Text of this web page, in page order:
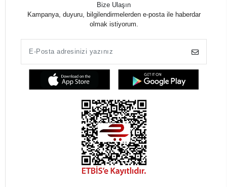
Bize Ulaşın
Kampanya, duyuru, bilgilendirmelerden e-posta ile haberdar
olmak istiyorum.